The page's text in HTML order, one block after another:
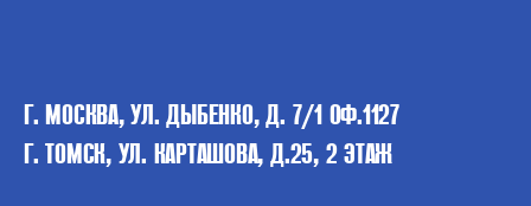
Г. МОСКВА, УЛ. ДЫБЕНКО, Д. 7/1 ОФ.1127
Г. ТОМСК, УЛ. КАРТАШОВА, Д.25, 2 ЭТАЖ